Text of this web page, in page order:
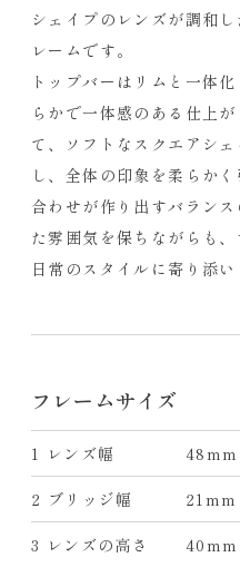
シェイプのレンズが調和
レームです。
トップバーはリムと一体
らかで一体感のある仕上
て、ソフトなスクエアシ
し、全体の印象を柔らか
合わせが作り出すバラン
た雰囲気を保ちながらも
日常のスタイルに寄り添い
フレームサイズ
1 レンズ幅 48mm
2 ブリッジ幅 21mm
3 レンズの高さ 40mm